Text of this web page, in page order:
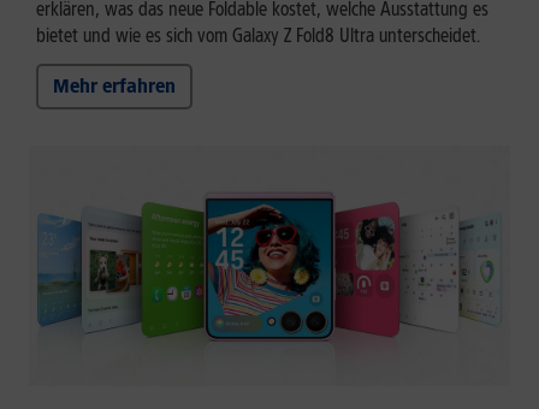
erklären, was das neue Foldable kostet, welche Ausstattung es
bietet und wie es sich vom Galaxy Z Fold8 Ultra unterscheidet.
Mehr erfahren